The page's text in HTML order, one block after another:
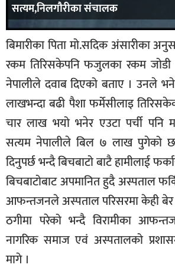
सत्यम,निलगौरीका संचालक
बिमारीका पिता मो.सदिक अंसारीका
रकम तिरिसकेपनि फजुलका रकम जोडी
नेपालीले दवाब दिएको बताए । उनले
लाखभन्दा बढी पैशा फर्मेसीलाइ
चार लाख भयो भनेर एउटा पर्ची पनि
सत्यम नेपालीले बिल ७ लाख पुगेको
दिनुपर्छ भन्दै बिचबाटो बाटै हामीलाई
बिचबाटोबाट अपमानित हुदै अस्पताल
आफन्तजनले अस्पताल परिसरमा केही
ठगीमा परेको भन्दै विरामीका
नागरिक समाज एवं अस्पतालको
मागे ।